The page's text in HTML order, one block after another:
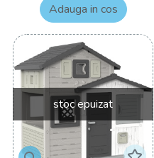
Adauga in cos
stoc epuizat